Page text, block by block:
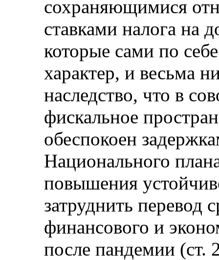
сохраняющимися
ставками налога на
которые сами по
характер, и весьма
наследство, что в
фискальное
обеспокоен
Национального
повышения
затруднить перевод
финансового и
после пандемии (ст.